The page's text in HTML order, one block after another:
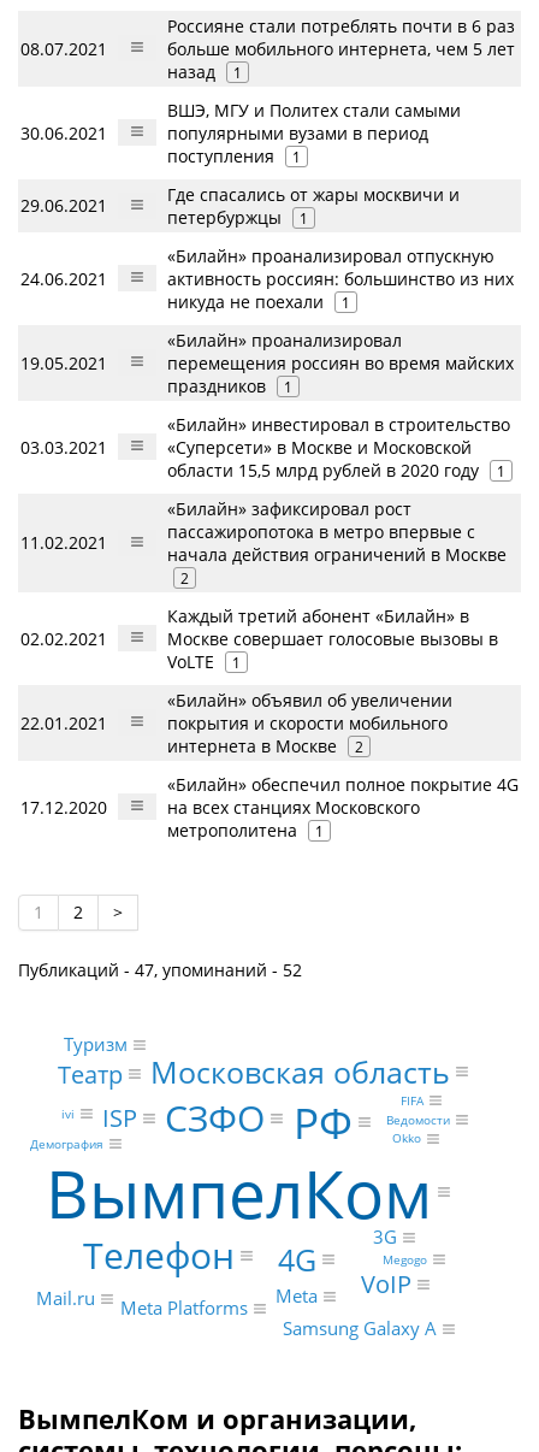
08.07.2021
Россияне стали потреблять почти в 6 раз
больше мобильного интернета, чем 5 лет
назад
1
30.06.2021
ВШЭ, МГУ и Политех стали самыми
популярными вузами в период
поступления
1
29.06.2021
Где спасались от жары москвичи и
петербуржцы
1
24.06.2021
«Билайн» проанализировал отпускную
активность россиян: большинство из них
никуда не поехали
1
19.05.2021
«Билайн» проанализировал
перемещения россиян во время майских
праздников
1
03.03.2021
«Билайн» инвестировал в строительство
«Суперсети» в Москве и Московской
области 15,5 млрд рублей в 2020 году
1
11.02.2021
«Билайн» зафиксировал рост
пассажиропотока в метро впервые с
начала действия ограничений в Москве
2
02.02.2021
Каждый третий абонент «Билайн» в
Москве совершает голосовые вызовы в
VoLTE
1
22.01.2021
«Билайн» объявил об увеличении
покрытия и скорости мобильного
интернета в Москве
2
17.12.2020
«Билайн» обеспечил полное покрытие 4G
на всех станциях Московского
метрополитена
1
1 2 >
Публикаций - 47, упоминаний - 52
ВымпелКом
РФ
СЗФО
Телефон 4G
Московская область
ISP
VoIP
Театр
3G
Mail.ru
Meta Platforms
Samsung Galaxy A
Meta
Туризм
Демография
ivi
Okko
Megogo
FIFA
Ведомости
ВымпелКом и организации,